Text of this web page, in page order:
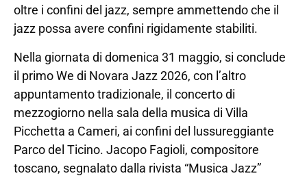
oltre i confini del jazz, sempre ammettendo che il
jazz possa avere confini rigidamente stabiliti.
Nella giornata di domenica 31 maggio, si conclude
il primo We di Novara Jazz 2026, con l’altro
appuntamento tradizionale, il concerto di
mezzogiorno nella sala della musica di Villa
Picchetta a Cameri, ai confini del lussureggiante
Parco del Ticino. Jacopo Fagioli, compositore
toscano, segnalato dalla rivista “Musica Jazz”